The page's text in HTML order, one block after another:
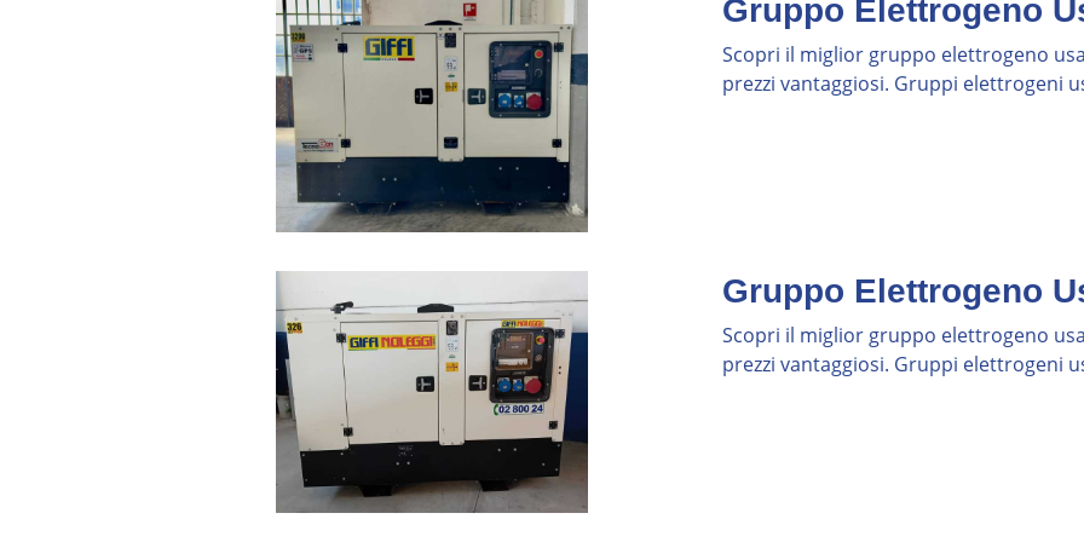
un errore costoso.
L'Usato Consumer: Il Miraggio del Risparmio
Ore dichiarate senza documentazione verificabile. "Tenuto bene in garage" si traduce
spesso in tre utilizzi in dieci anni: gomme degradate, guarnizioni ossidate, carburatori
compromessi. La manutenzione "fatta dal cognato meccanico" e una storia operativa
fantasma completano un quadro dove il prezzo apparentemente conveniente nasconde
costi reali imprevedibili.
I nostri gruppi elettrogeni usati provengono da una flotta noleggio nazionale con
libretto manutenzione certificato e timestamp di ogni intervento. Ogni generatore ha un
utilizzo documentato: ore motore, tipo di carico, condizioni operative. La manutenzione
preventiva programmata non interviene a guasto, ma ogni X ore. Il ciclo di rinnovo
quinquennale non vende mezzi a fine vita, ma a fine ciclo commerciale. Sono generatori
abituati a lavorare al regime nominale, non al minimo.
Non vendiamo ciò che non funziona più. Vendiamo ciò che il mercato B2B non richiede
più: mezzi con meno di cinque anni che i clienti noleggio rifiutano perché vogliono solo
Gruppo Elettrogeno
Scopri il miglior gruppo elettrogeno
prezzi vantaggiosi. Gruppi elettrogeni
Gruppo Elettrogeno
Scopri il miglior gruppo elettrogeno
prezzi vantaggiosi. Gruppi elettrogeni